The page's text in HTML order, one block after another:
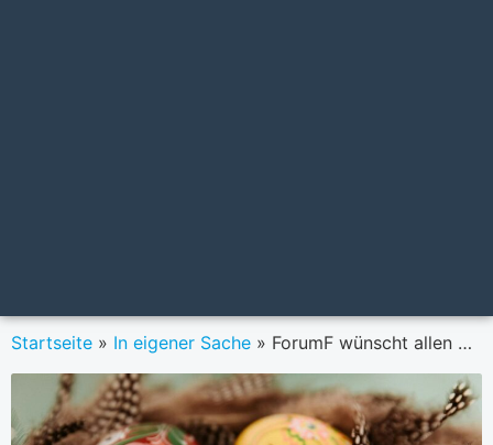
Startseite » In eigener Sache » ForumF wünscht allen NutzerInnen Frohe Ostern!